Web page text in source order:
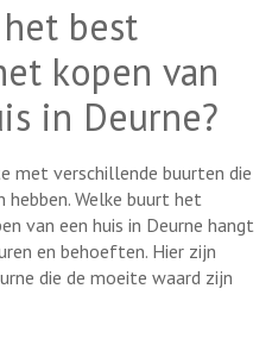
best
kopen van
in Deurne?
met verschillende buurten die
hebben. Welke buurt het
van een huis in Deurne hangt
en behoeften. Hier zijn
die de moeite waard zijn